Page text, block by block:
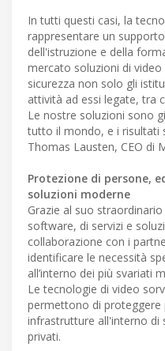
In tutti questi casi, la
rappresentare un
dell'istruzione e della
mercato soluzioni di
sicurezza non solo gli
attività ad essi legate, tra
Le nostre soluzioni sono
tutto il mondo, e i risultati
Thomas Lausten, CEO di
Protezione di persone,
soluzioni moderne
Grazie al suo
software, di servizi e
collaborazione con i
identificare le necessità
all’interno dei più svariati
Le tecnologie di video
permettono di proteggere
infrastrutture all'interno di
privati.